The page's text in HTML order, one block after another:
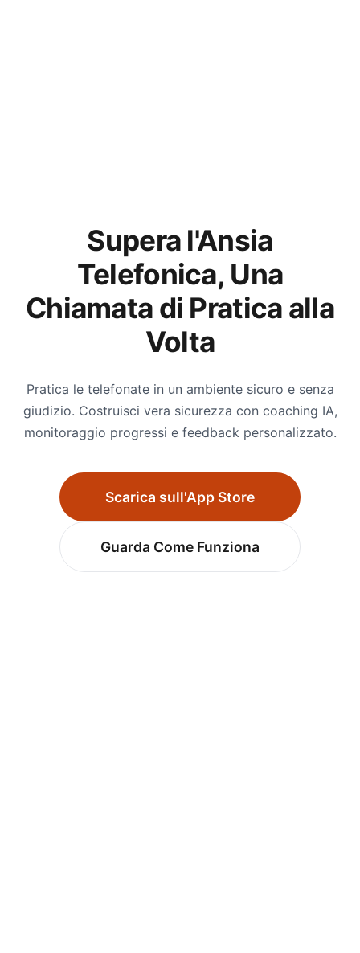
Supera l'Ansia
Telefonica, Una
Chiamata di Pratica alla
Volta
Pratica le telefonate in un ambiente sicuro e senza
giudizio. Costruisci vera sicurezza con coaching IA,
monitoraggio progressi e feedback personalizzato.
Scarica sull'App Store
Guarda Come Funziona